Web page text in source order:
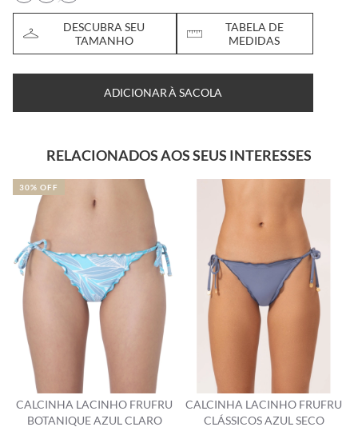
DESCUBRA SEU
TAMANHO
TABELA DE
MEDIDAS
ADICIONAR À SACOLA
RELACIONADOS AOS SEUS INTERESSES
CALCINHA LACINHO FRUFRU
BOTANIQUE AZUL CLARO
30% OFF
CALCINHA LACINHO FRUFRU
CLÁSSICOS AZUL SECO